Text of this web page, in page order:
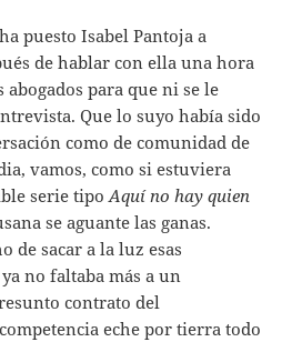
puesto Isabel Pantoja a
de hablar con ella una hora
abogados para que ni se le
Que lo suyo había sido
como de comunidad de
vamos, como si estuviera
serie tipoAquí no hay quien
se aguante las ganas.
de sacar a la luz esas
no faltaba más a un
contrato del
eche por tierra todo